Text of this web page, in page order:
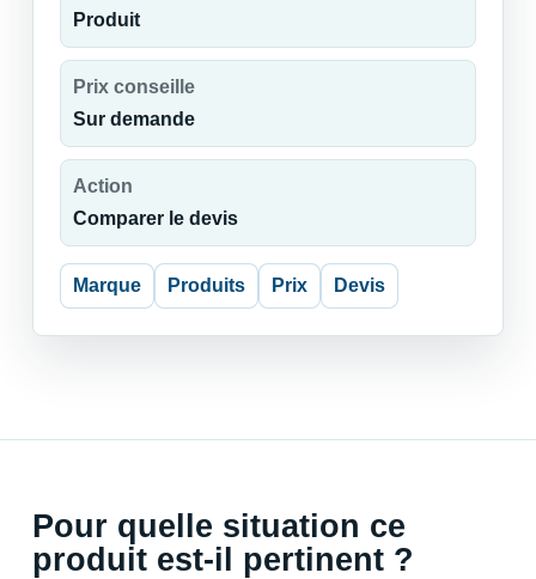
Produit
Prix conseille
Sur demande
Action
Comparer le devis
Marque Produits Prix Devis
Pour quelle situation ce
produit est-il pertinent ?